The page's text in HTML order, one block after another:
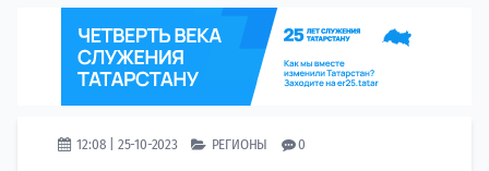
12:08 | 25-10-2023 РЕГИОНЫ 0